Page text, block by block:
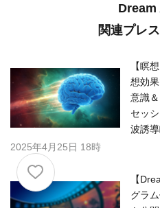
Dream
関連プレ
【瞑
想効
意識
セッ
波誘
2025年4月25日 18時
【
グラ